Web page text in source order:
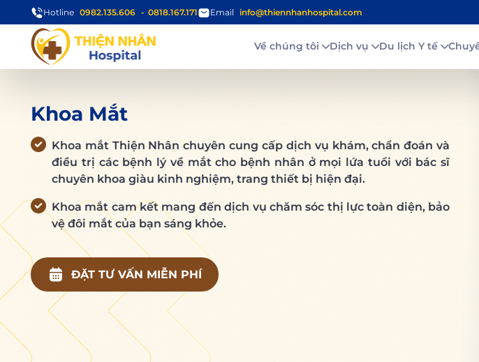
Hotline 0982.135.606 0818.167.171 Email info@thiennhanhospital.com
Về chúng tôi Dịch vụ Du lịch Y tế
Khoa Mắt
Khoa mắt Thiện Nhân chuyên cung cấp dịch vụ khám, chẩn đoán và
điều trị các bệnh lý về mắt cho bệnh nhân ở mọi lứa tuổi với bác sĩ
chuyên khoa giàu kinh nghiệm, trang thiết bị hiện đại.
Khoa mắt cam kết mang đến dịch vụ chăm sóc thị lực toàn diện, bảo
vệ đôi mắt của bạn sáng khỏe.
ĐẶT TƯ VẤN MIỄN PHÍ